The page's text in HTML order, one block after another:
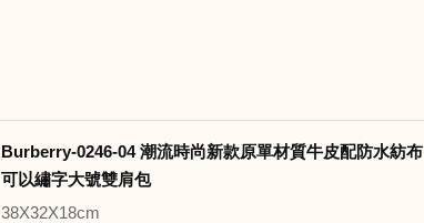
Burberry-0246-04 潮流時尚新款原單材質牛皮配防水紡布
可以繡字大號雙肩包
38X32X18cm